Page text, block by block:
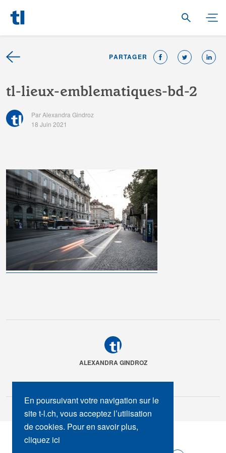
PARTAGER
tl-lieux-emblematiques-bd-2
Par Alexandra Gindroz
18 Juin 2021
ALEXANDRA GINDROZ
En poursuivant votre navigation sur le
site t-l.ch, vous acceptez l’utilisation
de cookies. Pour en savoir plus,
cliquez ici